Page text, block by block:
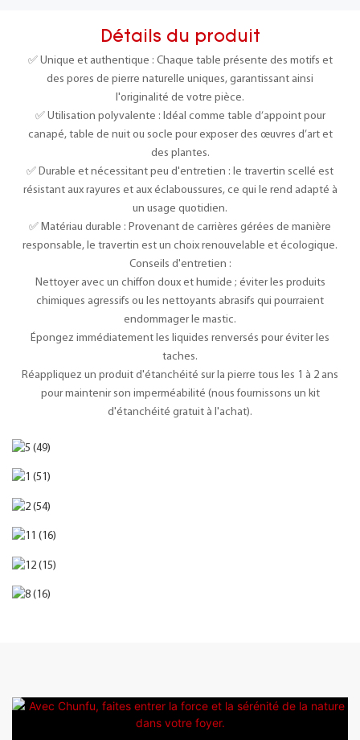
Détails du produit
✅ Unique et authentique : Chaque table présente des motifs et
des pores de pierre naturelle uniques, garantissant ainsi
l'originalité de votre pièce.
✅ Utilisation polyvalente : Idéal comme table d’appoint pour
canapé, table de nuit ou socle pour exposer des œuvres d’art et
des plantes.
✅ Durable et nécessitant peu d'entretien : le travertin scellé est
résistant aux rayures et aux éclaboussures, ce qui le rend adapté à
un usage quotidien.
✅ Matériau durable : Provenant de carrières gérées de manière
responsable, le travertin est un choix renouvelable et écologique.
Conseils d'entretien :
Nettoyer avec un chiffon doux et humide ; éviter les produits
chimiques agressifs ou les nettoyants abrasifs qui pourraient
endommager le mastic.
Épongez immédiatement les liquides renversés pour éviter les
taches.
Réappliquez un produit d'étanchéité sur la pierre tous les 1 à 2 ans
pour maintenir son imperméabilité (nous fournissons un kit
d'étanchéité gratuit à l'achat).